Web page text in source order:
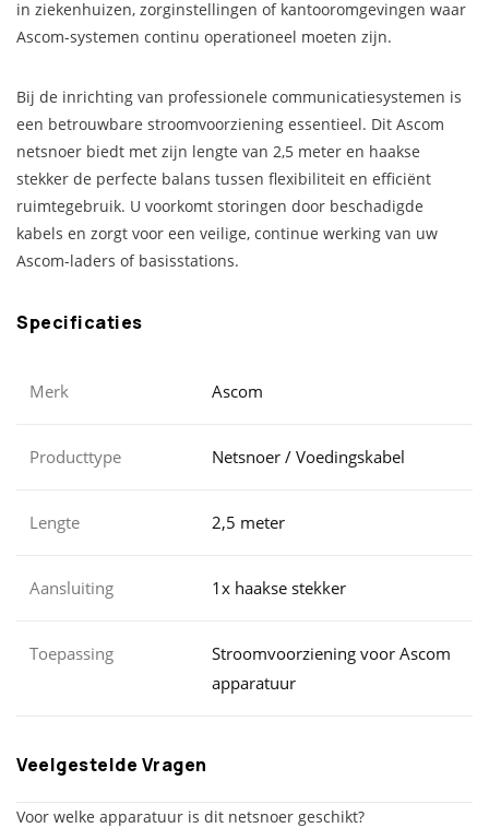
in ziekenhuizen, zorginstellingen of kantooromgevingen waar
Ascom-systemen continu operationeel moeten zijn.
Bij de inrichting van professionele communicatiesystemen is
een betrouwbare stroomvoorziening essentieel. Dit Ascom
netsnoer biedt met zijn lengte van 2,5 meter en haakse
stekker de perfecte balans tussen flexibiliteit en efficiënt
ruimtegebruik. U voorkomt storingen door beschadigde
kabels en zorgt voor een veilige, continue werking van uw
Ascom-laders of basisstations.
Specificaties
Merk Ascom
Producttype Netsnoer / Voedingskabel
Lengte 2,5 meter
Aansluiting 1x haakse stekker
Toepassing
Stroomvoorziening voor Ascom
apparatuur
Veelgestelde Vragen
Voor welke apparatuur is dit netsnoer geschikt?